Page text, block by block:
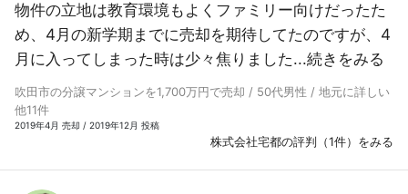
物件の立地は教育環境もよくファミリー向けだったた
め、4月の新学期までに売却を期待してたのですが、4
月に入ってしまった時は少々焦りました...続きをみる
吹田市の分譲マンションを1,700万円で売却 / 50代男性 / 地元に詳しい
他11件
2019年4月 売却 / 2019年12月 投稿
株式会社宅都の評判（1件）をみる